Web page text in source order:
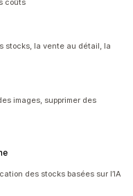
coûts
stocks, la vente au détail, la
images, supprimer des
des stocks basées sur l’IA